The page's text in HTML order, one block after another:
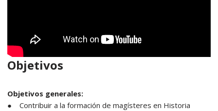
Objetivos
Objetivos generales:
● Contribuir a la formación de magísteres en Historia